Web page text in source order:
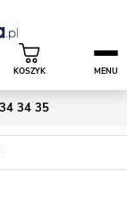
34 35
KOSZYK MENU